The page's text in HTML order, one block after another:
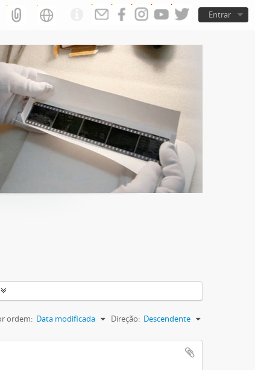
Entrar
ordem: Data modificada Direção: Descendente